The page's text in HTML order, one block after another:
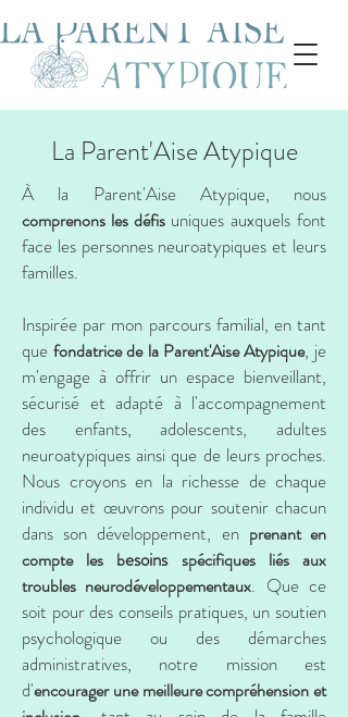
La Parent'Aise Atypique
À la Parent'Aise Atypique, nous
comprenons les défisuniques auxquels font
face les personnes neuroatypiques et leurs
familles.
Inspirée par mon parcours familial, en tant
quefondatrice de la Parent'Aise Atypique, je
m'engage à offrir un espace bienveillant,
sécurisé et adapté à l'accompagnement
des enfants, adolescents, adultes
neuroatypiques ainsi que de leurs proches.
Nous croyons en la richesse de chaque
individu et œuvrons pour soutenir chacun
dans son développement, en prenant en
compte les besoins spécifiques liés aux
troubles neurodéveloppementaux. Que ce
soit pour des conseils pratiques, un soutien
psychologique ou des démarches
administratives, notre mission est
d'encourager une meilleure compréhension et